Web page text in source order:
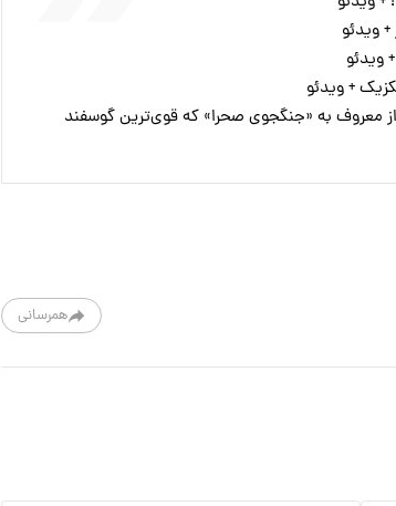
ویدئو
+ ویدئو
معروف به «جنگجوی صحرا» که قوی‌ترین گوسفند
همرسانی